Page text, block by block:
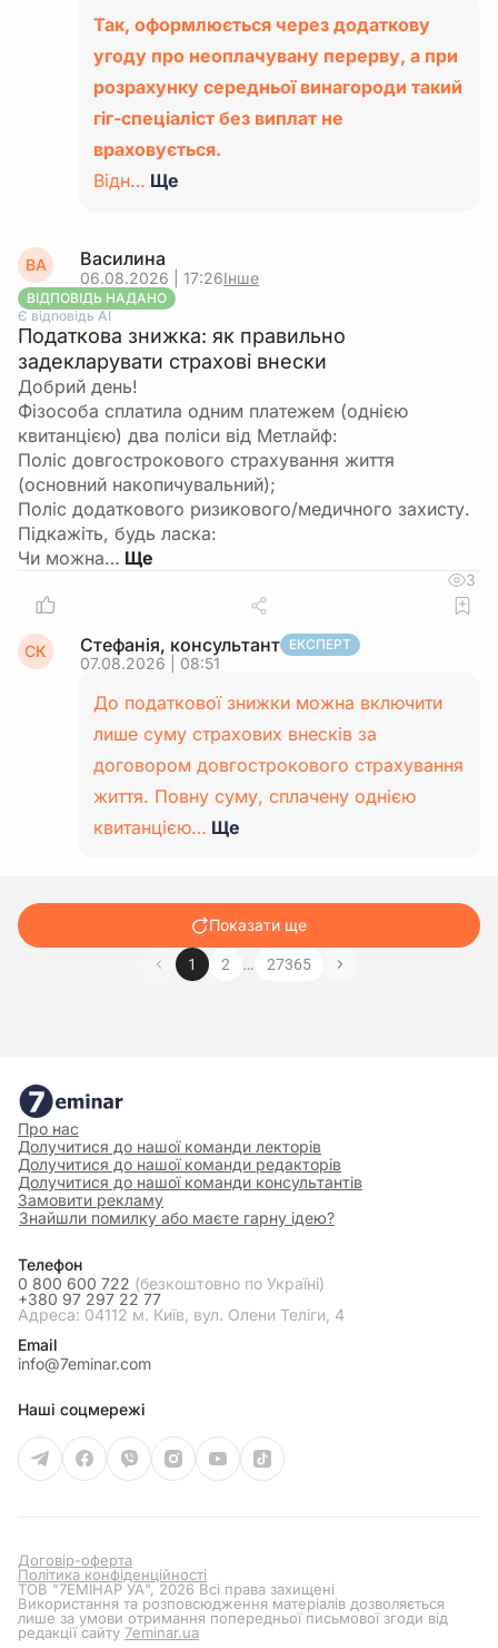
Так, оформлюється через додаткову
угоду про неоплачувану перерву, а при
розрахунку середньої винагороди такий
гіг-спеціаліст без виплат не
враховується.
Відн… Ще
ВА Василина
06.08.2026 | 17:26Інше
ВІДПОВІДЬ НАДАНО
Є відповідь АІ
Податкова знижка: як правильно
задекларувати страхові внески
Добрий день!
Фізособа сплатила одним платежем (однією
квитанцією) два поліси від Метлайф:
​Поліс довгострокового страхування життя
(основний накопичувальний);
​Поліс додаткового ризикового/медичного захисту.
​Підкажіть, будь ласка:
​Чи можна…
3
СК Стефанія, консультант ЕКСПЕРТ
07.08.2026 | 08:51
До податкової знижки можна включити
лише суму страхових внесків за
договором довгострокового страхування
життя. Повну суму, сплачену однією
квитанцією… Ще
Показати ще
1 2 … 27365
Про нас
Долучитися до нашої команди лекторів
Долучитися до нашої команди редакторів
Долучитися до нашої команди консультантів
Замовити рекламу
Знайшли помилку або маєте гарну ідею?
Телефон
0 800 600 722 (безкоштовно по Україні)
+380 97 297 22 77
Адреса: 04112 м. Київ, вул. Олени Теліги, 4
Email
info@7eminar.com
Наші соцмережі
Договір-оферта
Політика конфіденційності
ТОВ "7ЕМІНАР УА", 2026 Всі права захищені
Використання та розповсюдження матеріалів дозволяється
лише за умови отримання попередньої письмової згоди від
редакції сайту 7eminar.ua